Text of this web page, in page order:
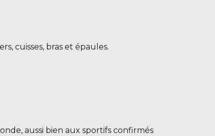
cuisses, bras et épaules.
aussi bien aux sportifs confirmés